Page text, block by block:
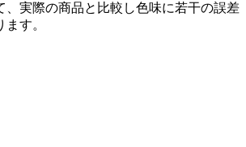
実際の商品と比較し色味に若干の誤差
す。